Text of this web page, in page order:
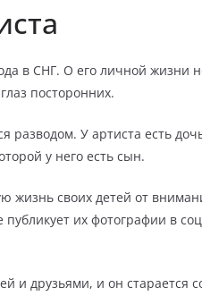
в СНГ. О его личной жизни
посторонних.
разводом. У артиста есть
у него есть сын.
своих детей от
их фотографии в
и друзьями, и он старается